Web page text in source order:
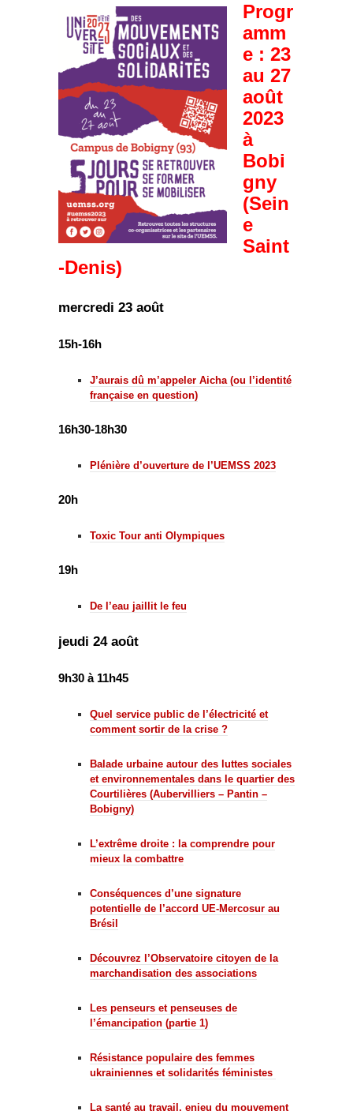
Progr
amm
e : 23
au 27
août
2023
à
Bobi
gny
(Sein
e
Saint
-Denis)
mercredi 23 août
15h-16h
J’aurais dû m’appeler Aicha (ou l’identité
française en question)
16h30-18h30
Plénière d’ouverture de l’UEMSS 2023
20h
Toxic Tour anti Olympiques
19h
De l’eau jaillit le feu
jeudi 24 août
9h30 à 11h45
Quel service public de l’électricité et
comment sortir de la crise ?
Balade urbaine autour des luttes sociales
et environnementales dans le quartier des
Courtilières (Aubervilliers – Pantin –
Bobigny)
L’extrême droite : la comprendre pour
mieux la combattre
Conséquences d’une signature
potentielle de l’accord UE-Mercosur au
Brésil
Découvrez l’Observatoire citoyen de la
marchandisation des associations
Les penseurs et penseuses de
l’émancipation (partie 1)
Résistance populaire des femmes
ukrainiennes et solidarités féministes
La santé au travail, enjeu du mouvement